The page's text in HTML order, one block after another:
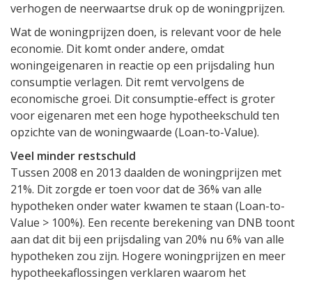
verhogen de neerwaartse druk op de woningprijzen.
Wat de woningprijzen doen, is relevant voor de hele
economie. Dit komt onder andere, omdat
woningeigenaren in reactie op een prijsdaling hun
consumptie verlagen. Dit remt vervolgens de
economische groei. Dit consumptie-effect is groter
voor eigenaren met een hoge hypotheekschuld ten
opzichte van de woningwaarde (Loan-to-Value).
Veel minder restschuld
Tussen 2008 en 2013 daalden de woningprijzen met
21%. Dit zorgde er toen voor dat de 36% van alle
hypotheken onder water kwamen te staan (Loan-to-
Value > 100%). Een recente berekening van DNB toont
aan dat dit bij een prijsdaling van 20% nu 6% van alle
hypotheken zou zijn. Hogere woningprijzen en meer
hypotheekaflossingen verklaren waarom het